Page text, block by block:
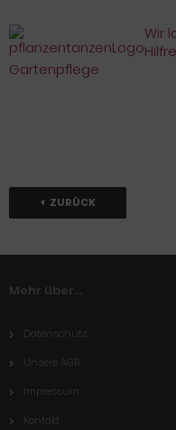
Wir
Gartenpflege
ZURÜCK
Mehr über...
Datenschutz
Unsere AGB
Impressum
Kontakt